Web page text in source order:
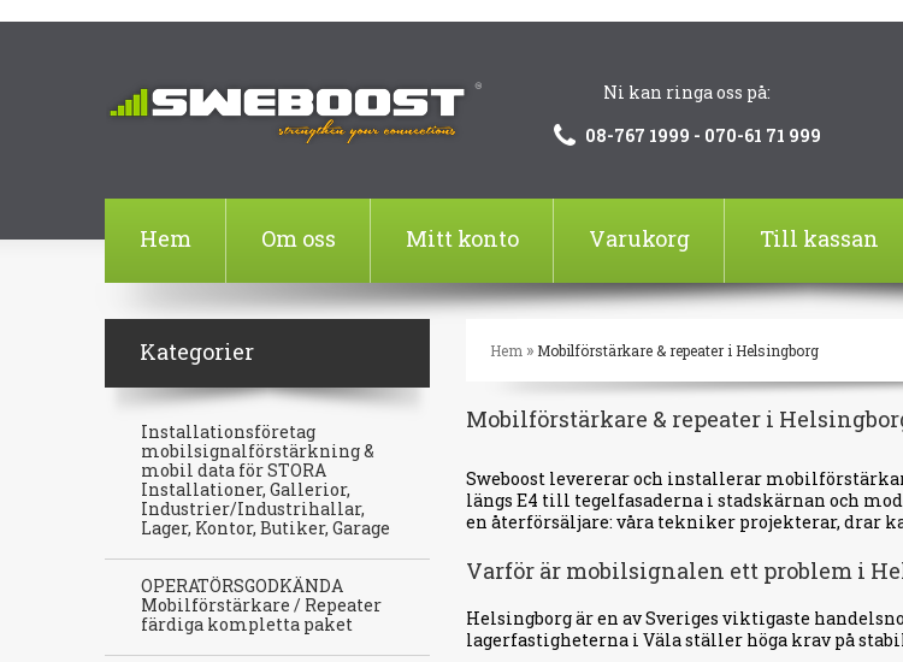
Ni kan ringa oss på:
08-767 1999 - 070-61 71 999
Hem Om oss Mitt konto Varukorg Till kassan
Hem » Mobilförstärkare & repeater i Helsingborg
Mobilförstärkare & repeater i
Sweboost levererar och installerar
längs E4 till tegelfasaderna i stadskärnan och
en återförsäljare: våra tekniker projekterar, drar
Varför är mobilsignalen ett problem i
Helsingborg är en av Sveriges viktigaste
lagerfastigheterna i Väla ställer höga krav på
Kategorier
Installationsföretag
mobilsignalförstärkning &
mobil data för STORA
Installationer, Gallerior,
Industrier/Industrihallar,
Lager, Kontor, Butiker, Garage
OPERATÖRSGODKÄNDA
Mobilförstärkare / Repeater
färdiga kompletta paket